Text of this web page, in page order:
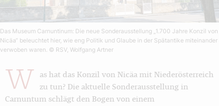
Das Museum Carnuntinum: Die neue Sonderausstellung „1.700 Jahre Konzil von
Nicäa“ beleuchtet hier, wie eng Politik und Glaube in der Spätantike miteinander
verwoben waren. © RSV, Wolfgang Artner
W
as hat das Konzil von Nicäa mit Niederösterreich
zu tun? Die aktuelle Sonderausstellung in
Carnuntum schlägt den Bogen von einem